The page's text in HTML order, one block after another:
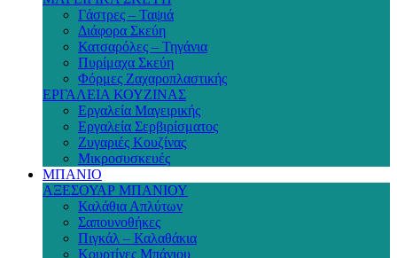
Γάστρες – Ταψιά
Διάφορα Σκεύη
Κατσαρόλες – Τηγάνια
Πυρίμαχα Σκεύη
Φόρμες Ζαχαροπλαστικής
ΕΡΓΑΛΕΙΑ ΚΟΥΖΙΝΑΣ
Εργαλεία Μαγειρικής
Εργαλεία Σερβιρίσματος
Ζυγαριές Κουζίνας
Μικροσυσκευές
ΜΠΑΝΙΟ
ΑΞΕΣΟΥΑΡ ΜΠΑΝΙΟΥ
Καλάθια Απλύτων
Σαπουνοθήκες
Πιγκάλ – Καλαθάκια
Κουρτίνες Μπάνιου